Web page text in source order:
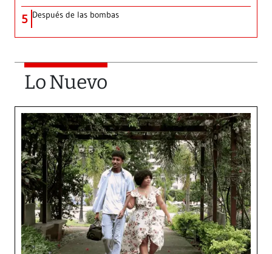
5 Después de las bombas
Lo Nuevo